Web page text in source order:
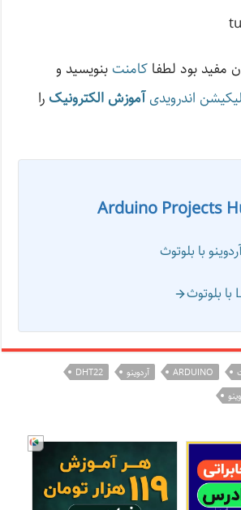
مفید بود لطفاکامنت بنویسید و
اندرویدیآموزش الکترونیک را
Arduino Projects
با بلوتوث
ARDUINO آردوینو
DHT22